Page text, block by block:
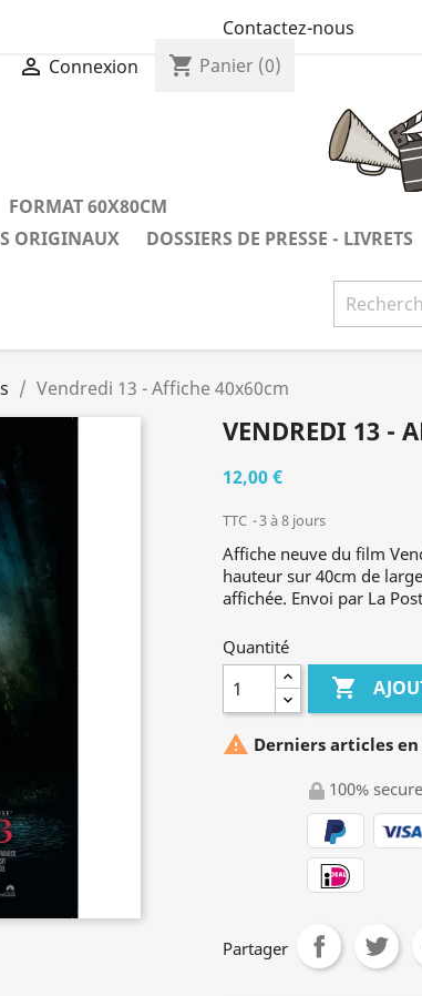
Contactez-nous
 Connexion shopping_cart Panier (0)
FORMAT 60X80CM
ORIGINAUX
DOSSIERS DE PRESSE - LIVRETS
Vendredi 13 - Affiche 40x60cm
VENDREDI 13 -
12,00 €
TTC 3 à 8 jours
Affiche neuve du film
hauteur sur 40cm de
affichée. Envoi par La
Quantité

 Derniers articles
100%
Partager